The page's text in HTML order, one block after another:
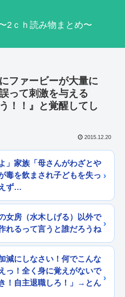
2ｃｈ読み物まとめ〜
ファービーが大量に
って刺激を与える
！！』と覚醒してし
2015.12.20
」家族「母さんがわざとや
毒を飲まされ子どもを失っ
ず…
女房（水木しげる）以外で
れるって言うと誰だろうね
減にしなさい！何でこんな
っ！全く身に覚えがないで
！自主退職しろ！」→とん